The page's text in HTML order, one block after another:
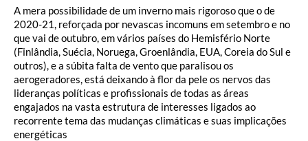
A mera possibilidade de um inverno mais rigoroso que o de
2020-21, reforçada por nevascas incomuns em setembro e no
que vai de outubro, em vários países do Hemisfério Norte
(Finlândia, Suécia, Noruega, Groenlândia, EUA, Coreia do Sul e
outros), e a súbita falta de vento que paralisou os
aerogeradores, está deixando à flor da pele os nervos das
lideranças políticas e profissionais de todas as áreas
engajados na vasta estrutura de interesses ligados ao
recorrente tema das mudanças climáticas e suas implicações
energéticas